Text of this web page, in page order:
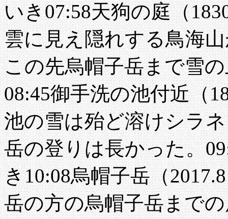
いき07:58天狗の庭（
雲に見え隠れする鳥海
この先烏帽子岳まで雪
08:45御手洗の池付近（
池の雪は殆ど溶けシラ
岳の登りは長かった。
き10:08烏帽子岳（
岳の方の烏帽子岳まで